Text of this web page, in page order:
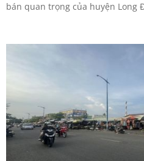
bán quan trọng của huyện Long